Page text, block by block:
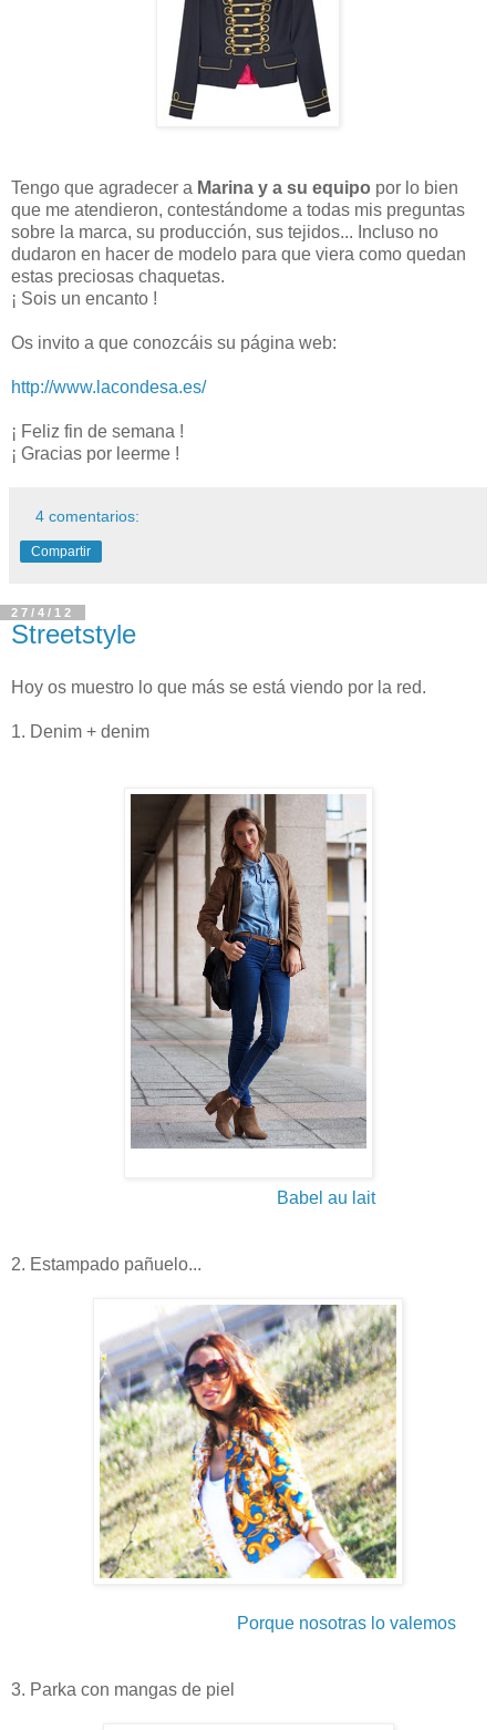
Tengo que agradecer a Marina y a su equipo por lo bien
que me atendieron, contestándome a todas mis preguntas
sobre la marca, su producción, sus tejidos... Incluso no
dudaron en hacer de modelo para que viera como quedan
estas preciosas chaquetas.
¡ Sois un encanto !
Os invito a que conozcáis su página web:
http://www.lacondesa.es/
¡ Feliz fin de semana !
¡ Gracias por leerme !
4 comentarios:
Compartir
27/4/12
Streetstyle
Hoy os muestro lo que más se está viendo por la red.
1. Denim + denim
Babel au lait
2. Estampado pañuelo...
Porque nosotras lo valemos
3. Parka con mangas de piel